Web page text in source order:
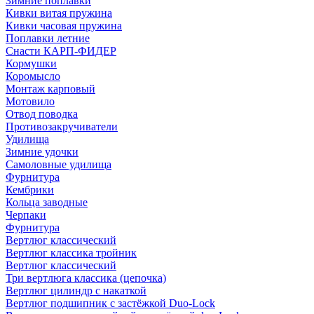
Кивки витая пружина
Кивки часовая пружина
Поплавки летние
Снасти КАРП-ФИДЕР
Кормушки
Коромысло
Монтаж карповый
Мотовило
Отвод поводка
Противозакручиватели
Удилища
Зимние удочки
Самоловные удилища
Фурнитура
Кембрики
Кольца заводные
Черпаки
Фурнитура
Вертлюг классический
Вертлюг классика тройник
Вертлюг классический
Три вертлюга классика (цепочка)
Вертлюг цилиндр с накаткой
Вертлюг подшипник с застёжкой Duo-Lock